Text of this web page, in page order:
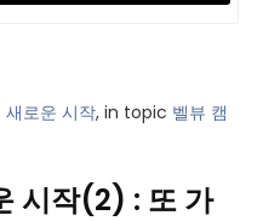
새로운 시작, in topic 벨뷰 캠
시작(2) : 또 가